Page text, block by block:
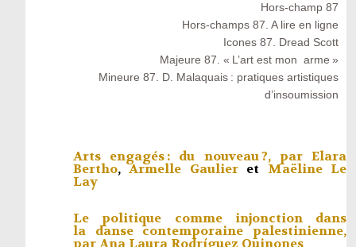
Hors-champ 87
Hors-champs 87. A lire en ligne
Icones 87. Dread Scott
Majeure 87. « L’art est mon arme »
Mineure 87. D. Malaquais : pratiques artistiques
d’insoumission
Arts engagés : du nouveau ?, parElara
Bertho,Armelle Gaulieret Maëline Le
Lay
Le politique comme injonction dans
la danse contemporaine palestinienne,
parAna Laura Rodríguez Quinones